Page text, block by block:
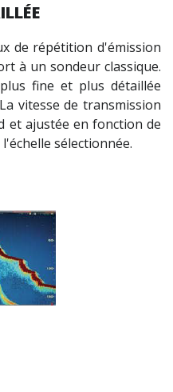
de répétition d'émission
à un sondeur classique.
fine et plus détaillée
vitesse de transmission
et ajustée en fonction de
sélectionnée.